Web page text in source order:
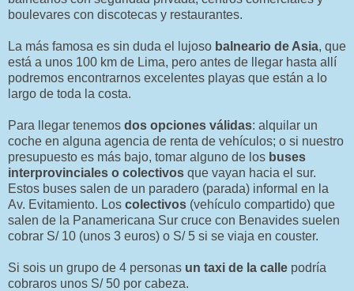
boulevares con discotecas y restaurantes.
La más famosa es sin duda el lujoso balneario de Asia, que
está a unos 100 km de Lima, pero antes de llegar hasta allí
podremos encontrarnos excelentes playas que están a lo
largo de toda la costa.
Para llegar tenemos dos opciones válidas: alquilar un
coche en alguna agencia de renta de vehículos; o si nuestro
presupuesto es más bajo, tomar alguno de los buses
interprovinciales o colectivos que vayan hacia el sur.
Estos buses salen de un paradero (parada) informal en la
Av. Evitamiento. Los colectivos (vehículo compartido) que
salen de la Panamericana Sur cruce con Benavides suelen
cobrar S/ 10 (unos 3 euros) o S/ 5 si se viaja en couster.
Si sois un grupo de 4 personas un taxi de la calle podría
cobraros unos S/ 50 por cabeza.